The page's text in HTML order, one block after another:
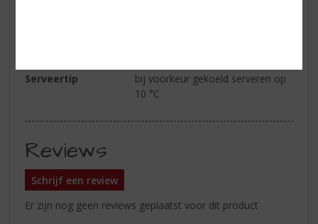
Serveertip
bij voorkeur gekoeld serveren op
10 °C
Reviews
Schrijf een review
Er zijn nog geen reviews geplaatst voor dit product